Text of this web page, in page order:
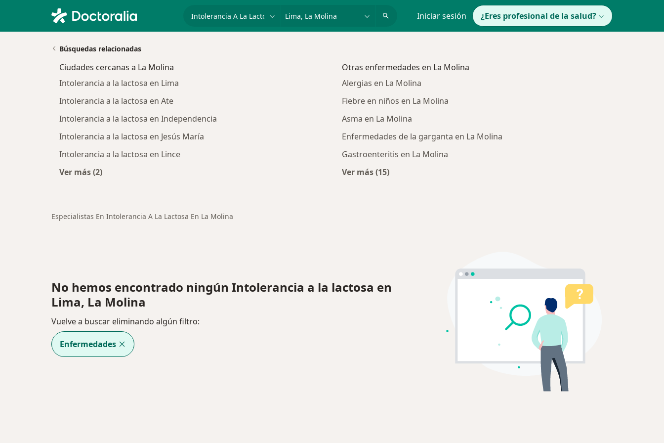
Iniciar sesión ¿Eres profesional de la salud?
Búsquedas relacionadas
Ciudades cercanas a La Molina
Intolerancia a la lactosa en Lima
Intolerancia a la lactosa en Ate
Intolerancia a la lactosa en Independencia
Intolerancia a la lactosa en Jesús María
Intolerancia a la lactosa en Lince
Ver más (2)
Otras enfermedades en La Molina
Alergias en La Molina
Fiebre en niños en La Molina
Asma en La Molina
Enfermedades de la garganta en La Molina
Gastroenteritis en La Molina
Ver más (15)
Especialistas En Intolerancia A La Lactosa En La Molina
No hemos encontrado ningún Intolerancia a la lactosa en
Lima, La Molina
Vuelve a buscar eliminando algún filtro:
Enfermedades